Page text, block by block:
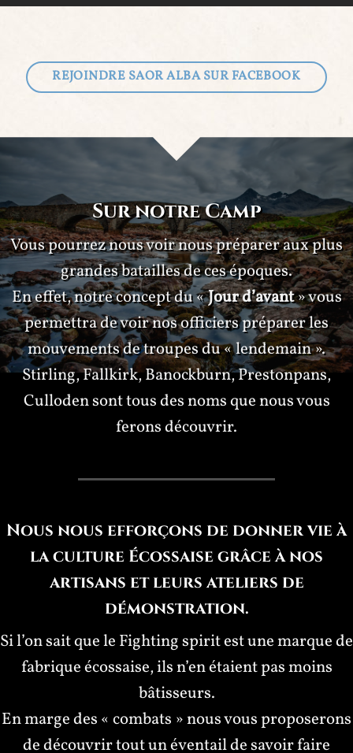
REJOINDRE SAOR ALBA SUR FACEBOOK
Sur notre Camp
Vous pourrez nous voir nous préparer aux plus
grandes batailles de ces époques.
En effet, notre concept du «Jour d’avant» vous
permettra de voir nos officiers préparer les
mouvements de troupes du « lendemain ».
Stirling, Fallkirk, Banockburn, Prestonpans,
Culloden sont tous des noms que nous vous
ferons découvrir.
Nous nous efforçons de donner vie à
la culture Écossaise grâce à nos
artisans et leurs ateliers de
démonstration.
Si l’on sait que le Fighting spirit est une marque de
fabrique écossaise, ils n’en étaient pas moins
bâtisseurs.
En marge des « combats » nous vous proposerons
de découvrir tout un éventail de savoir faire